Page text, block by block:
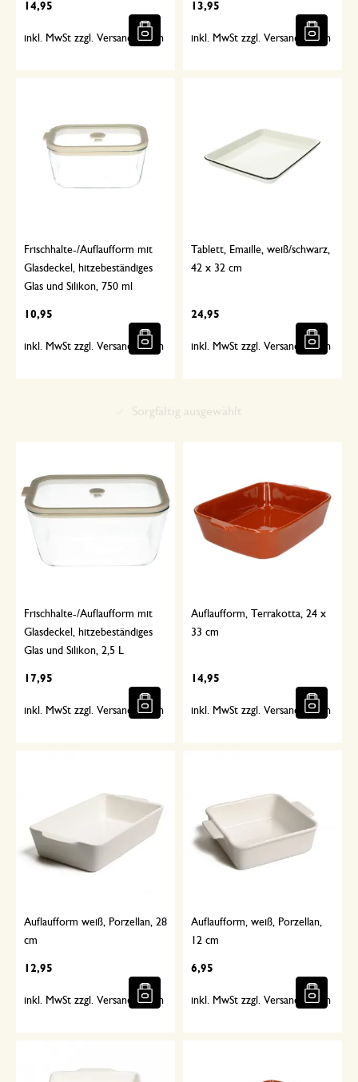
14,95
inkl. MwSt zzgl. Versandkosten
13,95
inkl. MwSt zzgl. Versandkosten
Frischhalte-/Auflaufform mit
Glasdeckel, hitzebeständiges
Glas und Silikon, 750 ml
10,95
inkl. MwSt zzgl. Versandkosten
Tablett, Emaille, weiß/schwarz,
42 x 32 cm
24,95
inkl. MwSt zzgl. Versandkosten
Frischhalte-/Auflaufform mit
Glasdeckel, hitzebeständiges
Glas und Silikon, 2,5 L
17,95
inkl. MwSt zzgl. Versandkosten
Auflaufform, Terrakotta, 24 x
33 cm
14,95
inkl. MwSt zzgl. Versandkosten
Auflaufform weiß, Porzellan, 28
cm
12,95
inkl. MwSt zzgl. Versandkosten
Auflaufform, weiß, Porzellan,
12 cm
6,95
inkl. MwSt zzgl. Versandkosten
Sorgfältig ausgewählt